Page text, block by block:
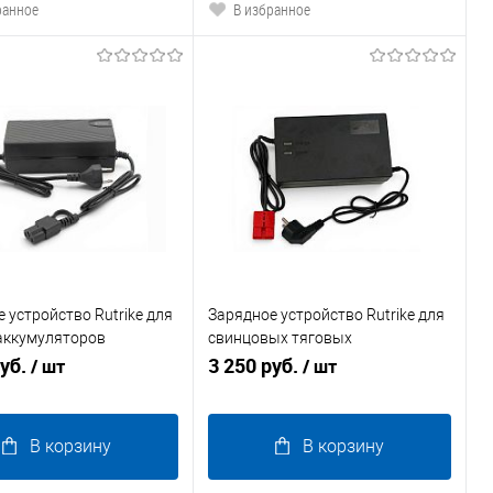
В избранное
устройство Rutrike для
(73V 3A)
/ шт
В корзину
Зарядное устройство Rutrike для
свинцовых тяговых
аккумуляторов 24V60AН (6A)
3 250 руб./ шт
В корзину